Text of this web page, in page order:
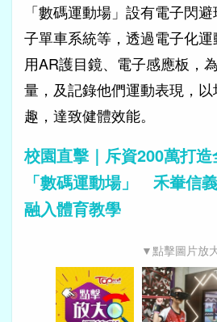
「數碼運動場」設有電子閃
子單車系統等，透過電子化
用AR護目鏡、電子感應板，
量，及記錄他們運動表現，
趣，達致健體效能。
校園直擊｜斥資200萬打
「數碼運動場」 禾輋信
融入體育教學
▼點擊圖片放